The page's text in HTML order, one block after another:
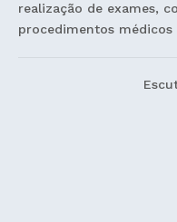
realização de exames,
procedimentos médicos